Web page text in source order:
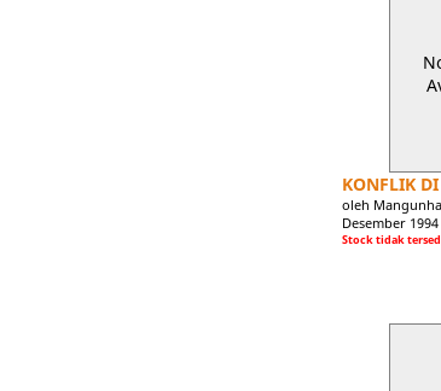
KONFLIK
oleh
Desember 1994
Stock tidak